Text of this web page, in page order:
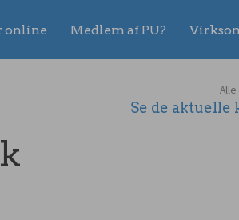
online Medlem af PU?
Se de